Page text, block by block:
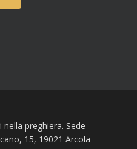
preghiera. Sede
15, 19021 Arcola